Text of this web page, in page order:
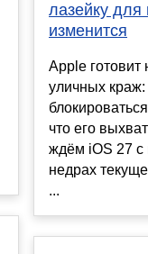
лазейку для
изменится
Apple готовит
уличных
что его
ждём iOS 27
недрах
...